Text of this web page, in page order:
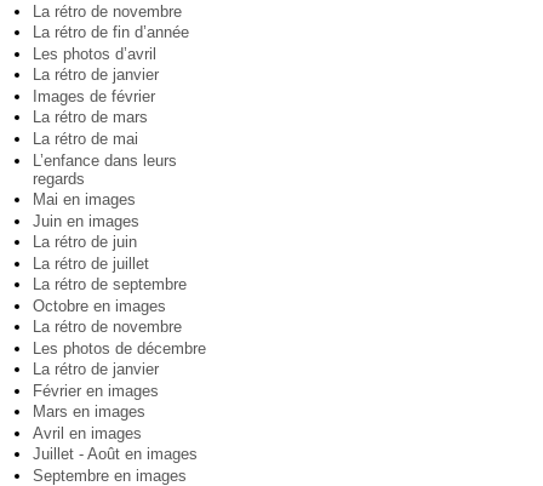
La rétro de novembre
La rétro de fin d’année
Les photos d’avril
La rétro de janvier
Images de février
La rétro de mars
La rétro de mai
L’enfance dans leurs
regards
Mai en images
Juin en images
La rétro de juin
La rétro de juillet
La rétro de septembre
Octobre en images
La rétro de novembre
Les photos de décembre
La rétro de janvier
Février en images
Mars en images
Avril en images
Juillet - Août en images
Septembre en images